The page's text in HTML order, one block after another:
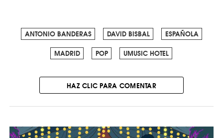
ANTONIO BANDERAS DAVID BISBAL
ESPAÑOLA
MADRID
POP UMUSIC HOTEL
HAZ CLIC PARA COMENTAR